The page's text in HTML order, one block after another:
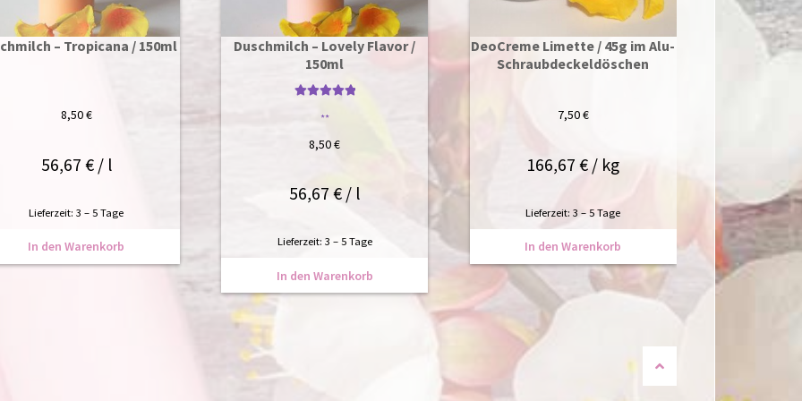
– Tropicana / 150ml
8,50€
56,67 €/ l
Lieferzeit:3 – 5 Tage
In den Warenkorb
Duschmilch – Lovely Flavor /
150ml
**
8,50€
56,67€ / l
Lieferzeit: 3 – 5 Tage
In den Warenkorb
DeoCreme Limette / 45g im Alu-
Schraubdeckeldöschen
7,50€
166,67€ / kg
Lieferzeit:3 – 5 Tage
In den Warenkorb